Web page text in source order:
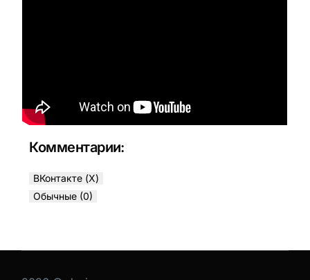
Комментарии:
ВКонтакте (X)
Обычные (0)